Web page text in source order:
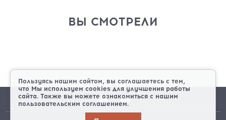
ВЫ СМОТРЕЛИ
Пользуясь нашим сайтом, вы соглашаетесь с тем,
что Мы используем cookies для улучшения работы
сайта. Также вы можете ознакомиться с нашим
пользовательским соглашением.